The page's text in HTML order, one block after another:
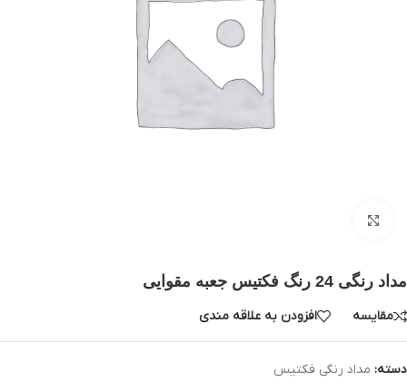
مداد رنگی 24 رنگ فکتیس جعبه مقوایی
مقایسه افزودن به علاقه مندی
دسته: مداد رنگی فکتیس